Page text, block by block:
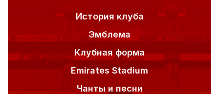
История клуба
Эмблема
Клубная форма
Emirates Stadium
Чанты и песни